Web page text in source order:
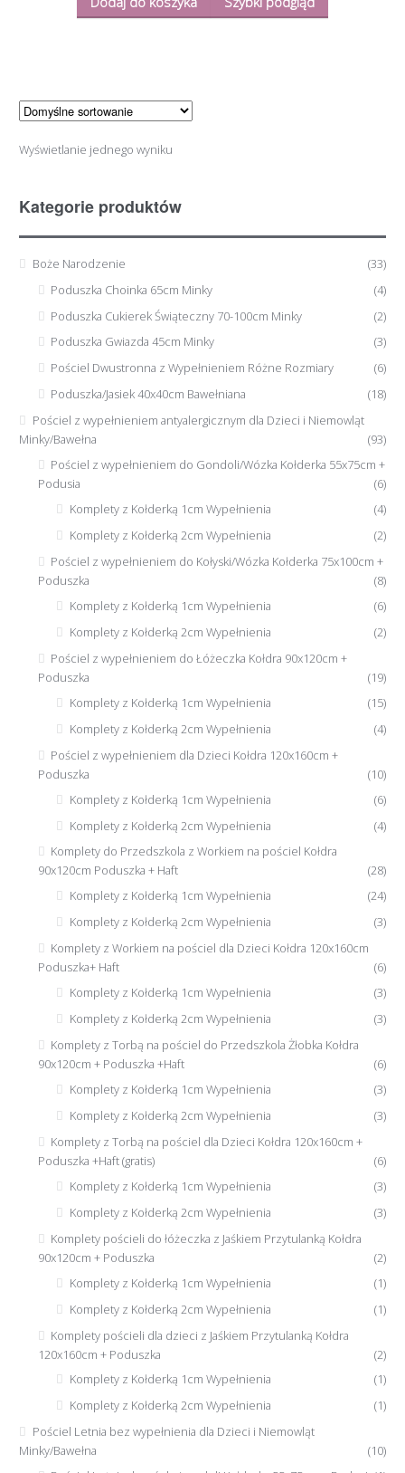
Wyświetlanie jednego wyniku
Kategorie produktów
Boże Narodzenie
(33)
Poduszka Choinka 65cm Minky
(4)
Poduszka Cukierek Świąteczny 70-100cm Minky
(2)
Poduszka Gwiazda 45cm Minky
(3)
Pościel Dwustronna z Wypełnieniem Różne Rozmiary
(6)
Poduszka/Jasiek 40x40cm Bawełniana
(18)
Pościel z wypełnieniem antyalergicznym dla Dzieci i Niemowląt
Minky/Bawełna
(93)
Pościel z wypełnieniem do Gondoli/Wózka Kołderka 55x75cm +
Podusia
(6)
Komplety z Kołderką 1cm Wypełnienia
(4)
Komplety z Kołderką 2cm Wypełnienia
(2)
Pościel z wypełnieniem do Kołyski/Wózka Kołderka 75x100cm +
Poduszka
(8)
Komplety z Kołderką 1cm Wypełnienia
(6)
Komplety z Kołderką 2cm Wypełnienia
(2)
Pościel z wypełnieniem do Łóżeczka Kołdra 90x120cm +
Poduszka
(19)
Komplety z Kołderką 1cm Wypełnienia
(15)
Komplety z Kołderką 2cm Wypełnienia
(4)
Pościel z wypełnieniem dla Dzieci Kołdra 120x160cm +
Poduszka
(10)
Komplety z Kołderką 1cm Wypełnienia
(6)
Komplety z Kołderką 2cm Wypełnienia
(4)
Komplety do Przedszkola z Workiem na pościel Kołdra
90x120cm Poduszka + Haft
(28)
Komplety z Kołderką 1cm Wypełnienia
(24)
Komplety z Kołderką 2cm Wypełnienia
(3)
Komplety z Workiem na pościel dla Dzieci Kołdra 120x160cm
Poduszka+ Haft
(6)
Komplety z Kołderką 1cm Wypełnienia
(3)
Komplety z Kołderką 2cm Wypełnienia
(3)
Komplety z Torbą na pościel do Przedszkola Żłobka Kołdra
90x120cm + Poduszka +Haft
(6)
Komplety z Kołderką 1cm Wypełnienia
(3)
Komplety z Kołderką 2cm Wypełnienia
(3)
Komplety z Torbą na pościel dla Dzieci Kołdra 120x160cm +
Poduszka +Haft (gratis)
(6)
Komplety z Kołderką 1cm Wypełnienia
(3)
Komplety z Kołderką 2cm Wypełnienia
(3)
Komplety pościeli do łóżeczka z Jaśkiem Przytulanką Kołdra
90x120cm + Poduszka
(2)
Komplety z Kołderką 1cm Wypełnienia
(1)
Komplety z Kołderką 2cm Wypełnienia
(1)
Komplety pościeli dla dzieci z Jaśkiem Przytulanką Kołdra
120x160cm + Poduszka
(2)
Komplety z Kołderką 1cm Wypełnienia
(1)
Komplety z Kołderką 2cm Wypełnienia
(1)
Pościel Letnia bez wypełnienia dla Dzieci i Niemowląt
Minky/Bawełna
(10)